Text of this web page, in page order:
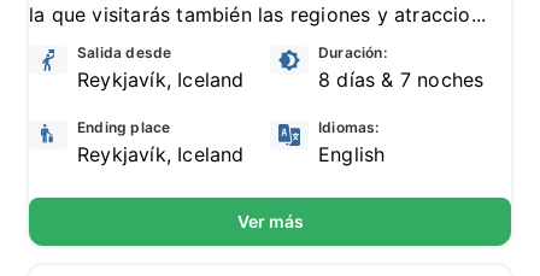
la que visitarás también las regiones y atraccio...
Salida desde
Reykjavík, Iceland
Duración:
8 días & 7 noches
Ending place
Reykjavík, Iceland
Idiomas:
English
Ver más